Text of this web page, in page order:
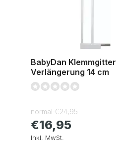
BabyDan Klemmgitter
Verlängerung 14 cm
normal€24,95
€16,95
Inkl. MwSt.